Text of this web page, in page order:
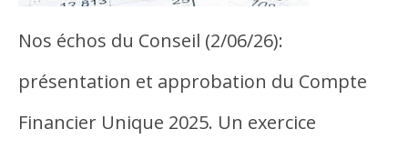
Nos échos du Conseil (2/06/26):
présentation et approbation du Compte
Financier Unique 2025. Un exercice